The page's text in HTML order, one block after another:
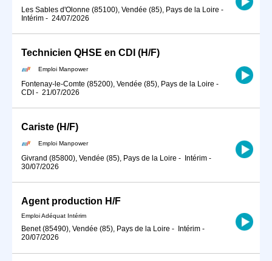
Les Sables d'Olonne (85100), Vendée (85), Pays de la Loire -
Intérim - 24/07/2026
Technicien QHSE en CDI (H/F)
Emploi Manpower
Fontenay-le-Comte (85200), Vendée (85), Pays de la Loire -
CDI - 21/07/2026
Cariste (H/F)
Emploi Manpower
Givrand (85800), Vendée (85), Pays de la Loire - Intérim -
30/07/2026
Agent production H/F
Emploi Adéquat Intérim
Benet (85490), Vendée (85), Pays de la Loire - Intérim -
20/07/2026